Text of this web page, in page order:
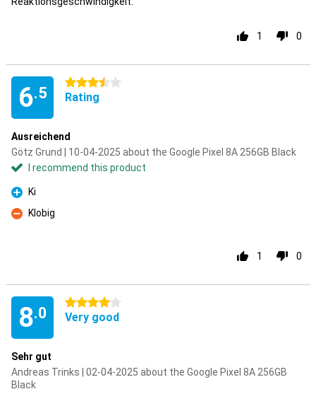
1 0
6.5
3.5 stars
Rating
Ausreichend
Götz Grund | 10-04-2025 about the Google Pixel 8A 256GB Black
I recommend this product
Pro
Ki
Con
Klobig
1 0
8.0
4 stars
Very good
Sehr gut
Andreas Trinks | 02-04-2025 about the Google Pixel 8A 256GB
Black